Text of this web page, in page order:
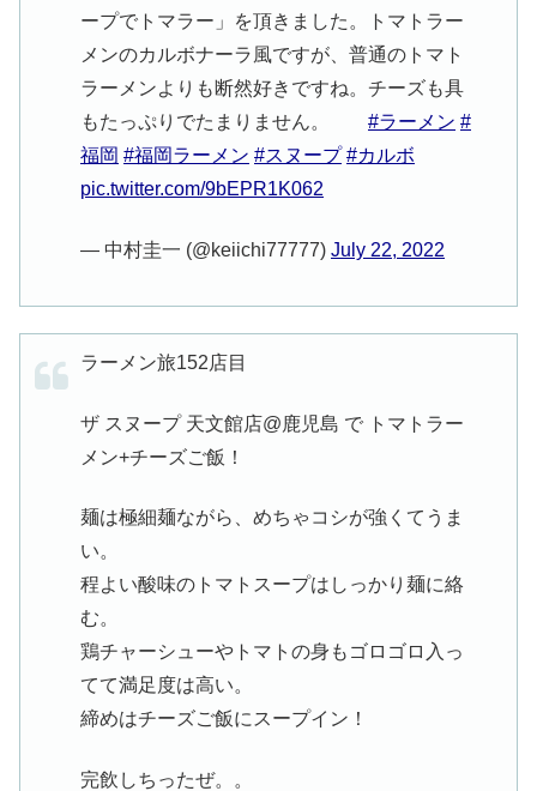
ープでトマラー」を頂きました。トマトラー
メンのカルボナーラ風ですが、普通のトマト
ラーメンよりも断然好きですね。チーズも具
もたっぷりでたまりません。 #ラーメン #
福岡 #福岡ラーメン #スヌープ #カルボ
pic.twitter.com/9bEPR1K062
— 中村圭一 (@keiichi77777) July 22, 2022
ラーメン旅152店目
ザ スヌープ 天文館店@鹿児島 で トマトラー
メン+チーズご飯！
麺は極細麺ながら、めちゃコシが強くてうま
い。
程よい酸味のトマトスープはしっかり麺に絡
む。
鶏チャーシューやトマトの身もゴロゴロ入っ
てて満足度は高い。
締めはチーズご飯にスープイン！
完飲しちったぜ。。